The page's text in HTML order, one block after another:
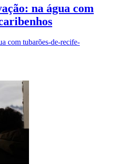
na água com
com tubarões-de-recife-